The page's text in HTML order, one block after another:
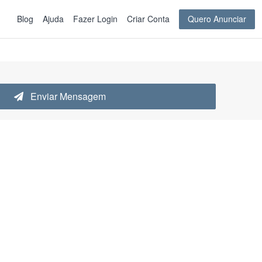
Blog Ajuda Fazer Login Criar Conta Quero Anunciar
Enviar Mensagem